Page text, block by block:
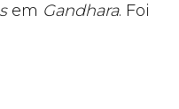
em Gandhara. Foi